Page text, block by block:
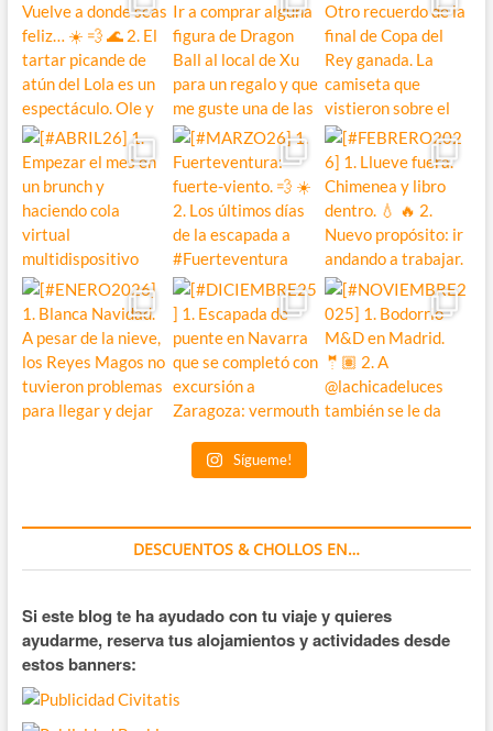
Sígueme!
DESCUENTOS & CHOLLOS EN…
Si este blog te ha ayudado con tu viaje y quieres
ayudarme, reserva tus alojamientos y actividades desde
estos banners: